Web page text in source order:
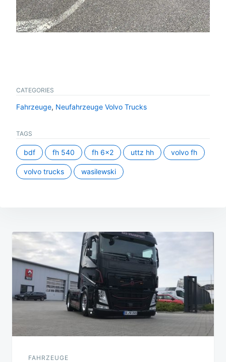
CATEGORIES
Fahrzeuge, Neufahrzeuge Volvo Trucks
TAGS
bdf fh 540 fh 6x2 uttz hh volvo fh
volvo trucks wasilewski
Beitragsnavigation
FAHRZEUGE